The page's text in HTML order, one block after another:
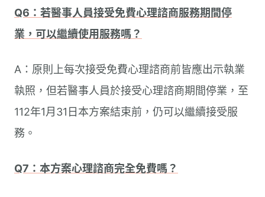
Q6：若醫事人員接受免費心理諮商服務期間停
業，可以繼續使用服務嗎？
A：原則上每次接受免費心理諮商前皆應出示執業
執照，但若醫事人員於接受心理諮商期間停業，至
112年1月31日本方案結束前，仍可以繼續接受服
務。
Q7：本方案心理諮商完全免費嗎？